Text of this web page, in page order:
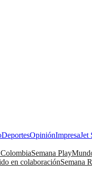
DeportesOpiniónImpresaJet
Semana Play
en colaboraciónSemana